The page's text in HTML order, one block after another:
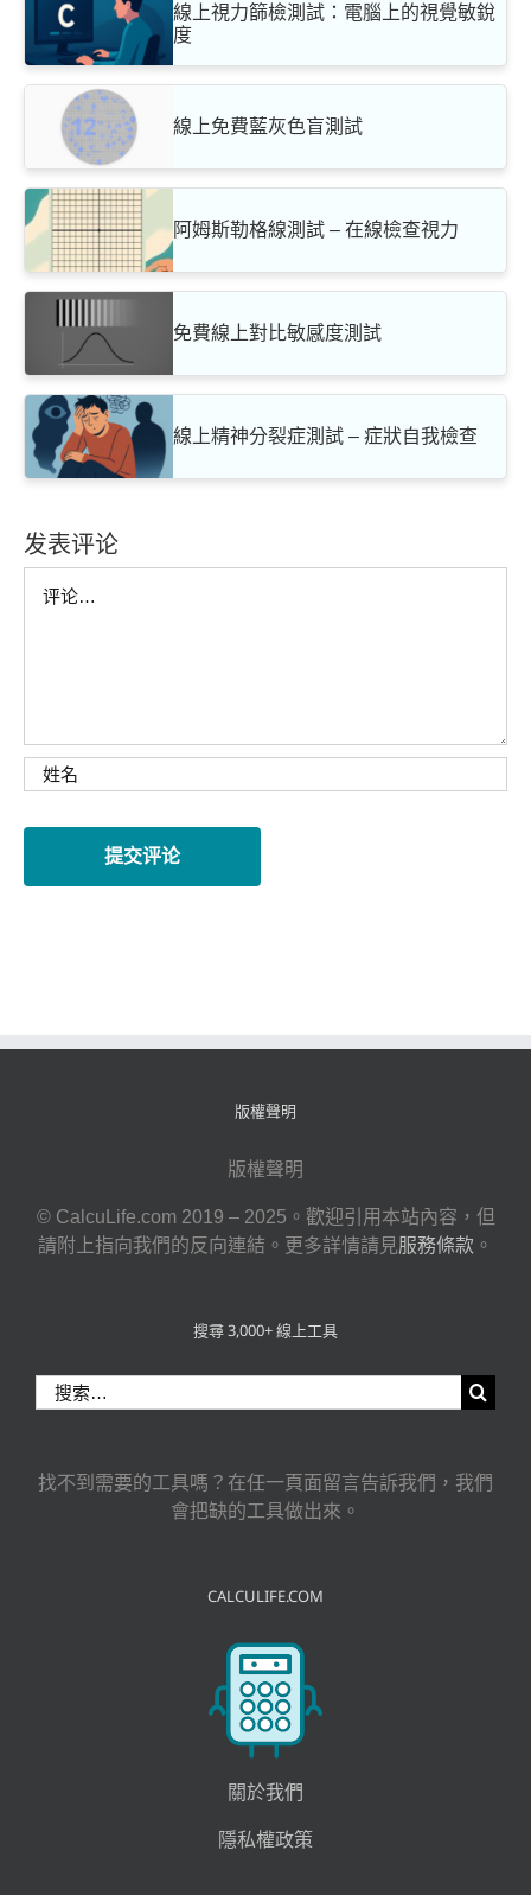
線上視力篩檢測試：電腦上的視覺敏銳
度
線上免費藍灰色盲測試
阿姆斯勒格線測試 – 在線檢查視力
免費線上對比敏感度測試
線上精神分裂症測試 – 症狀自我檢查
发表评论
版權聲明
版權聲明
© CalcuLife.com 2019 – 2025。歡迎引用本站內容，但
請附上指向我們的反向連結。更多詳情請見服務條款 。
搜尋 3,000+ 線上工具
索
果：
找不到需要的工具嗎？在任一頁面留言告訴我們，我們
會把缺的工具做出來。
CALCULIFE.COM
關於我們
隱私權政策